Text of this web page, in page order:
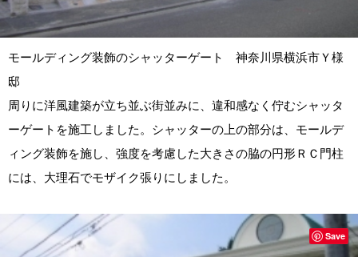
モールディング装飾のシャッターゲート 神奈川県横浜市Ｙ様
邸
周りに洋風建築が立ち並ぶ街並みに、違和感なく佇むシャッタ
ーゲートを施工しました。シャッターの上の部分は、モールデ
ィング装飾を施し、強度を考慮した大きさの脇の円形ＲＣ門柱
には、大理石でモザイク張りにしました。
Save